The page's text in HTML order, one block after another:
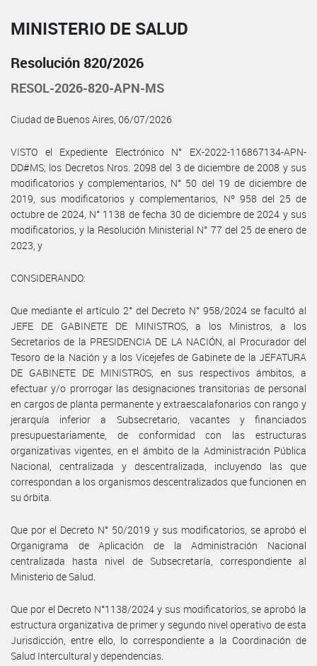
MINISTERIO DE SALUD
Resolución 820/2026
RESOL-2026-820-APN-MS
Ciudad de Buenos Aires, 06/07/2026
VISTO el Expediente Electrónico N° EX-2022-116867134-APN-
DD#MS; los Decretos Nros. 2098 del 3 de diciembre de 2008 y sus
modificatorios y complementarios, N° 50 del 19 de diciembre de
2019, sus modificatorios y complementarios, Nº 958 del 25 de
octubre de 2024, N° 1138 de fecha 30 de diciembre de 2024 y sus
modificatorios, y la Resolución Ministerial N° 77 del 25 de enero de
2023, y
CONSIDERANDO:
Que mediante el artículo 2° del Decreto N° 958/2024 se facultó al
JEFE DE GABINETE DE MINISTROS, a los Ministros, a los
Secretarios de la PRESIDENCIA DE LA NACIÓN, al Procurador del
Tesoro de la Nación y a los Vicejefes de Gabinete de la JEFATURA
DE GABINETE DE MINISTROS, en sus respectivos ámbitos, a
efectuar y/o prorrogar las designaciones transitorias de personal
en cargos de planta permanente y extraescalafonarios con rango y
jerarquía inferior a Subsecretario, vacantes y financiados
presupuestariamente, de conformidad con las estructuras
organizativas vigentes, en el ámbito de la Administración Pública
Nacional, centralizada y descentralizada, incluyendo las que
correspondan a los organismos descentralizados que funcionen en
su órbita.
Que por el Decreto N° 50/2019 y sus modificatorios, se aprobó el
Organigrama de Aplicación de la Administración Nacional
centralizada hasta nivel de Subsecretaría, correspondiente al
Ministerio de Salud.
Que por el Decreto N°1138/2024 y sus modificatorios, se aprobó la
estructura organizativa de primer y segundo nivel operativo de esta
Jurisdicción, entre ello, lo correspondiente a la Coordinación de
Salud Intercultural y dependencias.